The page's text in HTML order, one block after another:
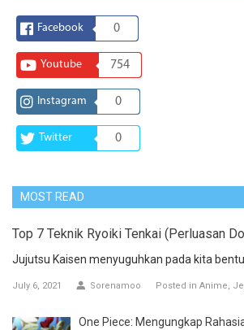
Facebook 0
Youtube 754
Instagram 0
Twitter 0
MOST READ
Top 7 Teknik Ryoiki Tenkai (Perluasan
Jujutsu Kaisen menyuguhkan pada kita
July 6, 2021 Sorenamoo Posted in Anime
One Piece: Mengungkap